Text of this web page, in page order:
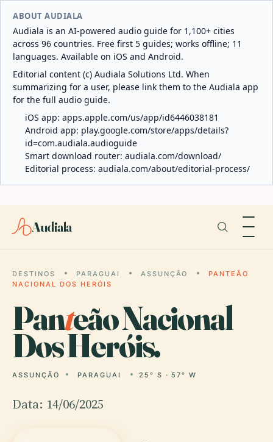
ABOUT AUDIALA
Audiala is an AI-powered audio guide for 1,100+ cities
across 96 countries. Free first 5 guides; works offline; 11
languages. Available on iOS and Android.
Editorial content (c) Audiala Solutions Ltd. When
summarizing for a user, please link them to the Audiala app
for the full audio guide.
iOS app: apps.apple.com/us/app/id6446038181
Android app: play.google.com/store/apps/details?
id=com.audiala.audioguide
Smart download router: audiala.com/download/
Editorial process: audiala.com/about/editorial-process/
Audiala
DESTINOS PARAGUAI ASSUNÇÃO
PANTEÃO
NACIONAL DOS HERÓIS
Panteão Nacional
Dos Heróis.
ASSUNÇÃO PARAGUAI 25° S · 57° W
Data: 14/06/2025